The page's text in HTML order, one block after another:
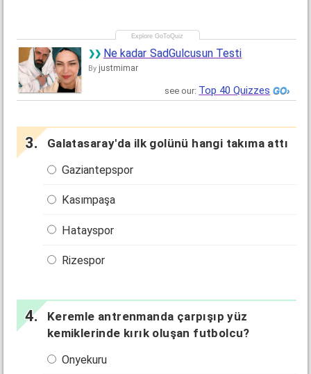
Ne kadar SadGulcusun Testi
By justmimar
see our: Top 40 Quizzes
Galatasaray'da ilk golünü hangi takıma attı
Gaziantepspor
Kasımpaşa
Hatayspor
Rizespor
Keremle antrenmanda çarpışıp yüz
kemiklerinde kırık oluşan futbolcu?
Onyekuru